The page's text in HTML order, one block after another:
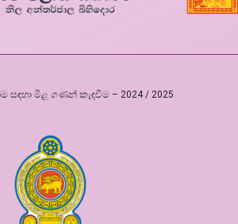
සඳහා මිළ ගණන් කැඳවීම – 2024 / 2025